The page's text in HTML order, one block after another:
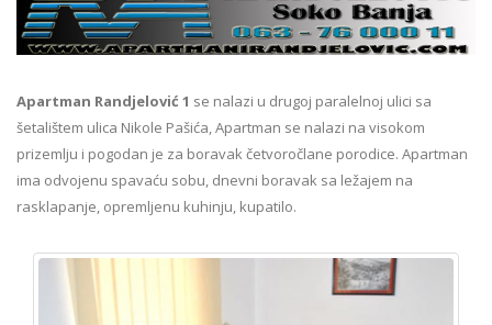
Apartman Randjelović 1 se nalazi u drugoj paralelnoj ulici sa
šetalištem ulica Nikole Pašića, Apartman se nalazi na visokom
prizemlju i pogodan je za boravak četvoročlane porodice. Apartman
ima odvojenu spavaću sobu, dnevni boravak sa ležajem na
rasklapanje, opremljenu kuhinju, kupatilo.